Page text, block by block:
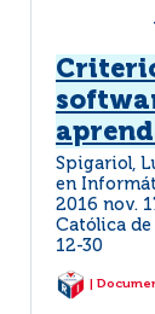
Spigariol,
en
2016 nov.
Católica de
12-30
|